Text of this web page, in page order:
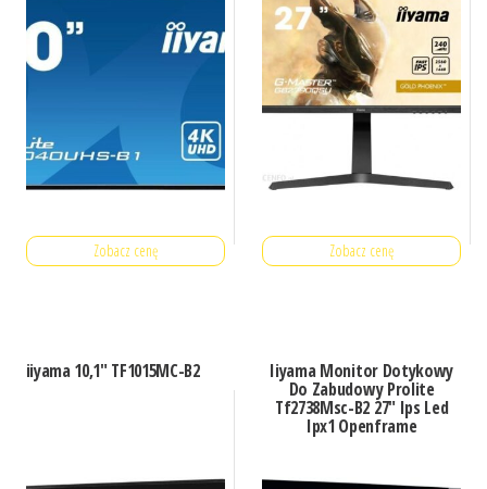
Zobacz cenę Zobacz cenę
iiyama 10,1″ TF1015MC-B2 Iiyama Monitor Dotykowy
Do Zabudowy Prolite
Tf2738Msc-B2 27″ Ips Led
Ipx1 Openframe